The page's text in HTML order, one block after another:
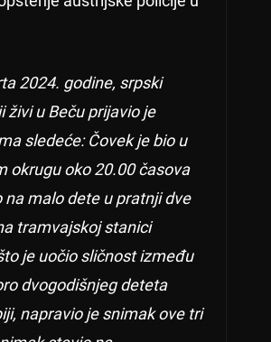
2024. godine, srpski
živi u Beču prijavio je
sledeće: Čovek je bio u
okrugu oko 20.00 časova
na malo dete u pratnji dve
tramvajskoj stanici
je uočio sličnost između
dvogodišnjeg deteta
napravio je snimak ove tri